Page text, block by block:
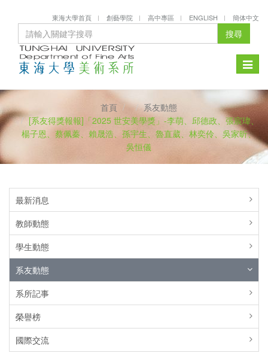
東海大學首頁 創藝學院 高中專區 ENGLISH 簡体中文
搜尋
Toggle
首頁
系友動態
[系友得獎報報]「2025 世安美學獎」-李萌、邱德政、張宸瑋、
楊子恩、蔡佩蓁、賴晟浩、孫宇生、魯直葳、林奕伶、吳家昕、
吳恒儀
最新消息
教師動態
學生動態
系友動態
系所記事
榮譽榜
國際交流